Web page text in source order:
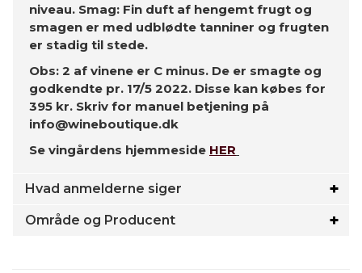
niveau. Smag: Fin duft af hengemt frugt og
smagen er med udblødte tanniner og frugten
er stadig til stede.
Obs: 2 af vinene er C minus. De er smagte og
godkendte pr. 17/5 2022. Disse kan købes for
395 kr. Skriv for manuel betjening på
info@wineboutique.dk
Se vingårdens hjemmeside HER
Hvad anmelderne siger
Område og Producent